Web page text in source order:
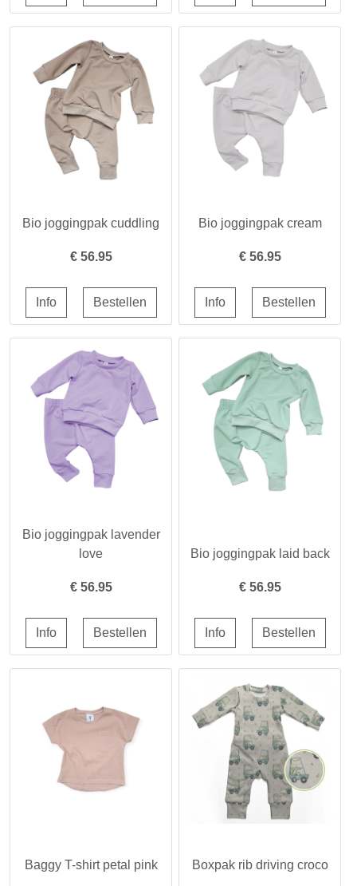
Bio joggingpak cuddling
€ 56.95
Bio joggingpak cream
€ 56.95
Bio joggingpak lavender
love
€ 56.95
Bio joggingpak laid back
€ 56.95
Baggy T-shirt petal pink Boxpak rib driving croco